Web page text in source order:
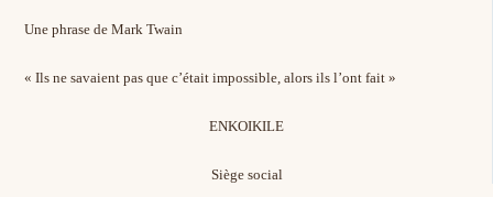
Une phrase de Mark Twain
« Ils ne savaient pas que c’était impossible, alors ils l’ont fait »
ENKOIKILE
Siège social